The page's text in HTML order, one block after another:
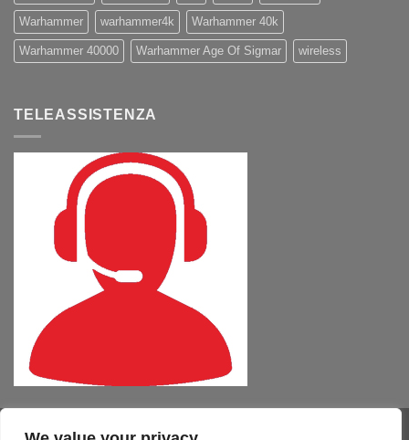
Warhammer warhammer4k Warhammer 40k
Warhammer 40000 Warhammer Age Of Sigmar wireless
TELEASSISTENZA